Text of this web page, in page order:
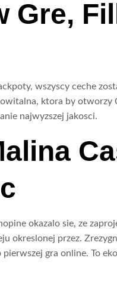
Gre,
wszyscy ceche
ktora by otworzy
najwyzszej jakosci.
okazalo sie, ze
okreslonej przez.
gra online. To